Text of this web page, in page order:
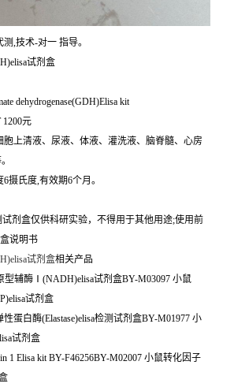
,技术-对一 指导。
试剂盒
dehydrogenase(GDH)Elisa kit
1200元
胞上清液、尿液、体液、灌洗液、脑脊髓、心房
摄氏度,有效期6个月。
剂盒仅供科研实验，不得用于其他用途;使用前
说明书
试剂盒相关产品
型辅酶Ⅰ(NADH)elisa试剂盒BY-M03097 小鼠
试剂盒
蛋白酶(Elastase)elisa检测试剂盒BY-M01977 小
试剂盒
1 Elisa kit BY-F46256BY-M02007 小鼠转化因子